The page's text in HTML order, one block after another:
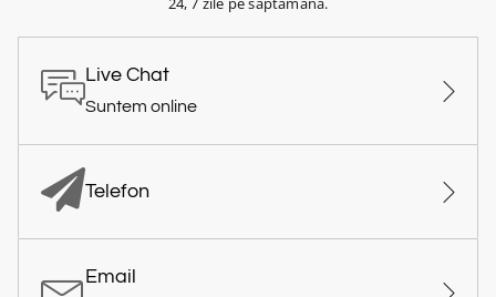
Live Chat
Suntem online
Telefon
Email